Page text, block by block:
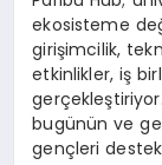
ekosisteme
girişimcilik,
etkinlikler, iş
bugünün ve
gençleri